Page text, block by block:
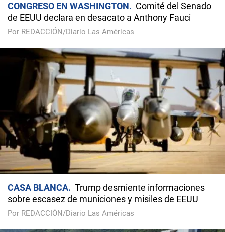
CONGRESO EN WASHINGTON
Comité del Senado
de EEUU declara en desacato a Anthony Fauci
Por REDACCIÓN/Diario Las Américas
CASA BLANCA
Trump desmiente informaciones
sobre escasez de municiones y misiles de EEUU
Por REDACCIÓN/Diario Las Américas